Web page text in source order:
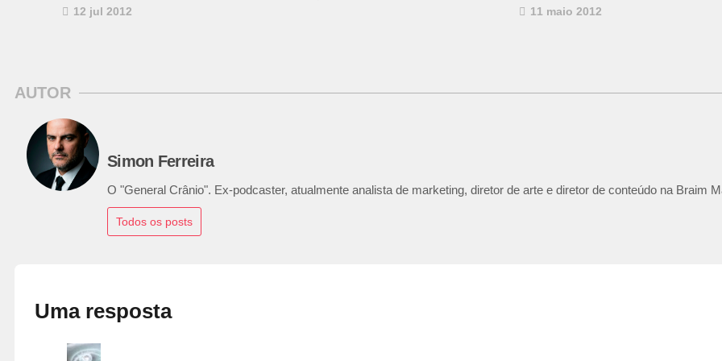
12 jul 2012 11 maio 2012
AUTOR
Simon Ferreira
O "General Crânio". Ex-podcaster, atualmente analista de marketing, diretor de arte e diretor de conteúdo na Braim
Todos os posts
Uma resposta